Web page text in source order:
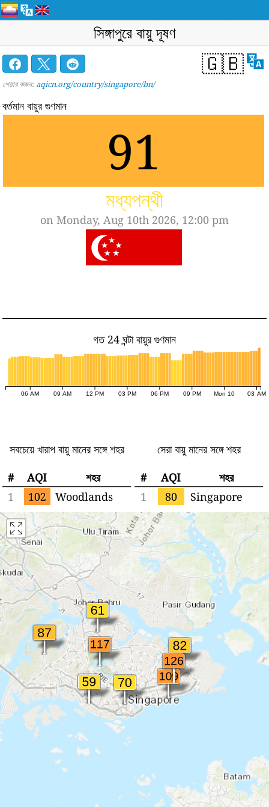
সিঙ্গাপুরে বায়ু দূষণ
🇬🇧
শেয়ার করুন: aqicn.org/country/singapore/bn/
বর্তমান বায়ুর গুণমান
91
মধ্যপন্থী
on Monday, Aug 10th 2026, 12:00 pm
গত 24 ঘন্টা বায়ুর গুণমান
06 AM 09 AM 12 PM 03 PM 06 PM 09 PM Mon 10 03 AM
সবচেয়ে খারাপ বায়ু মানের সঙ্গে শহর
#
AQI
শহর
1
102 Woodlands
সেরা বায়ু মানের সঙ্গে শহর
#
AQI
শহর
1
80 Singapore